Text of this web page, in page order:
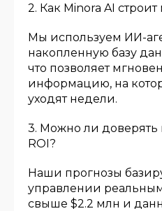
2. Как Minora AI
Мы используем ИИ-
накопленную базу
что позволяет
информацию, на
уходят недели.
3. Можно ли
ROI?
Наши прогнозы
управлении
свыше $2.2 млн и